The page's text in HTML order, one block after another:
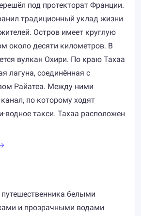
под протекторат Франции.
традиционный уклад жизни
Остров имеет круглую
около десяти километров. В
вулкан Охири. По краю Тахаа
лагуна, соединённая с
Райатеа. Между ними
по которому ходят
водное такси. Тахаа расположен
путешественника белыми
и прозрачными водами